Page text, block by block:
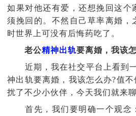
如果对他还有爱，还想挽回这个
须挽回的。不然自己草率离婚，
时世界上可没有后悔药吃了。
老公精神出轨要离婚，我该
近期，我在社交平台上看到一
神出轨要离婚，我该怎么办?值不
扰了不少小伙伴，今天我们就来
首先，我们要明确一个观念